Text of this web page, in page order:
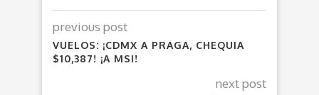
previous post
VUELOS: ¡CDMX A PRAGA, CHEQUIA
$10,387! ¡A MSI!
next post